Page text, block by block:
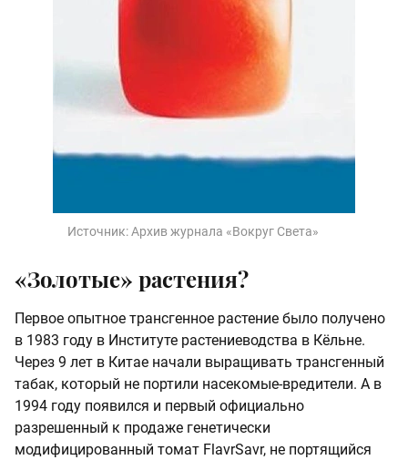
Источник:Архив журнала «Вокруг Света»
«Золотые» растения?
Первое опытное трансгенное растение было получено
в 1983 году в Институте растениеводства в Кёльне.
Через 9 лет в Китае начали выращивать трансгенный
табак, который не портили насекомые-вредители. А в
1994 году появился и первый официально
разрешенный к продаже генетически
модифицированный томат FlavrSavr, не портящийся